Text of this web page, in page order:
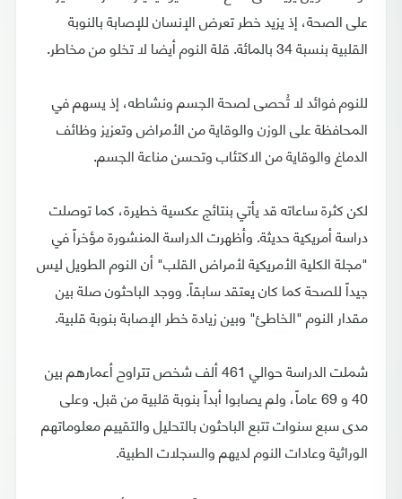
على الصحة، إذ يزيد خطر تعرض الإنسان للإصابة بالنوبة
القلبية بنسبة 34 بالمائة. قلة النوم أيضا لا تخلو من مخاطر.
للنوم فوائد لا تُحصى لصحة الجسم ونشاطه، إذ يسهم في
المحافظة على الوزن والوقاية من الأمراض وتعزيز وظائف
الدماغ والوقاية من الاكتئاب وتحسن مناعة الجسم.
لكن كثرة ساعاته قد يأتي بنتائج عكسية خطيرة، كما توصلت
دراسة أمريكية حديثة. وأظهرت الدراسة المنشورة مؤخراً في
"مجلة الكلية الأمريكية لأمراض القلب" أن النوم الطويل ليس
جيداً للصحة كما كان يعتقد سابقاً. ووجد الباحثون صلة بين
مقدار النوم "الخاطئ" وبين زيادة خطر الإصابة بنوبة قلبية.
شملت الدراسة حوالي 461 ألف شخص تتراوح أعمارهم بين
40 و 69 عاماً، ولم يصابوا أبداً بنوبة قلبية من قبل. وعلى
مدى سبع سنوات تتبع الباحثون بالتحليل والتقييم معلوماتهم
الوراثية وعادات النوم لديهم والسجلات الطبية.